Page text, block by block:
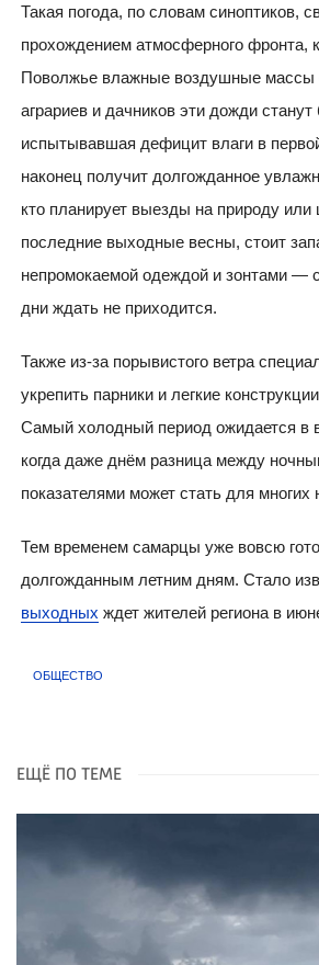
Такая погода, по словам синоптиков,
прохождением атмосферного фронта,
Поволжье влажные воздушные массы
аграриев и дачников эти дожди станут
испытывавшая дефицит влаги в
наконец получит долгожданное
кто планирует выезды на природу
последние выходные весны, стоит
непромокаемой одеждой и зонтами —
дни ждать не приходится.
Также из-за порывистого ветра
укрепить парники и легкие
Самый холодный период ожидается в
когда даже днём разница между
показателями может стать для
Тем временем самарцы уже вовсю
долгожданным летним дням. Стало
выходных ждет жителей региона в
ОБЩЕСТВО
ЕЩЁ ПО ТЕМЕ